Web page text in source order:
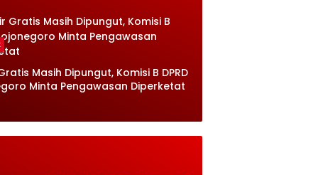
Masih Dipungut, Komisi B DPRD
Minta Pengawasan Diperketat